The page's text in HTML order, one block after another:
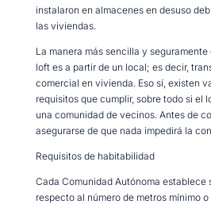
instalaron en almacenes en desuso
las viviendas.
La manera más sencilla y
loft es a partir de un local; es decir,
comercial en vivienda. Eso sí, existen
requisitos que cumplir, sobre todo si el
una comunidad de vecinos. Antes de
asegurarse de que nada impedirá la
Requisitos de habitabilidad
Cada Comunidad Autónoma establece
respecto al número de metros mínimo